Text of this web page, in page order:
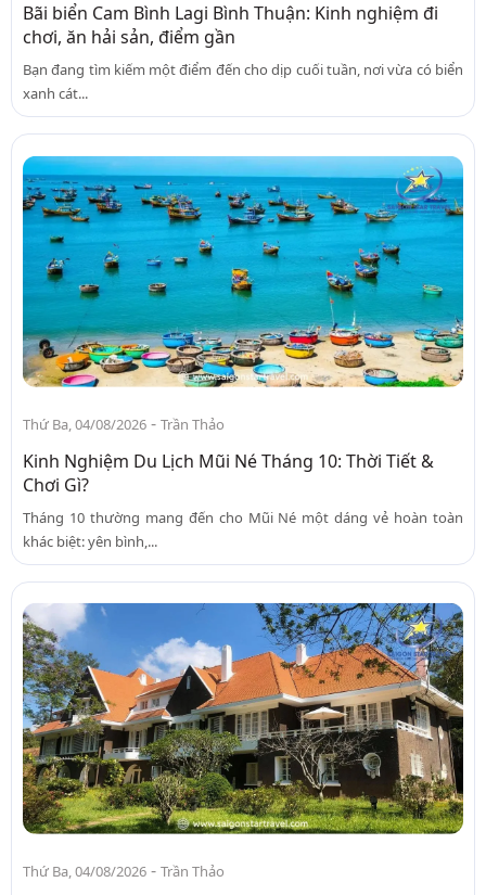
Bãi biển Cam Bình Lagi Bình Thuận: Kinh nghiệm đi
chơi, ăn hải sản, điểm gần
Bạn đang tìm kiếm một điểm đến cho dịp cuối tuần, nơi vừa có biển
xanh cát...
Thứ Ba, 04/08/2026 - Trần Thảo
Kinh Nghiệm Du Lịch Mũi Né Tháng 10: Thời Tiết &
Chơi Gì?
Tháng 10 thường mang đến cho Mũi Né một dáng vẻ hoàn toàn
khác biệt: yên bình,...
Thứ Ba, 04/08/2026 - Trần Thảo